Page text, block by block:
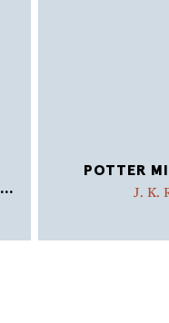
...
POTTER
J. K.